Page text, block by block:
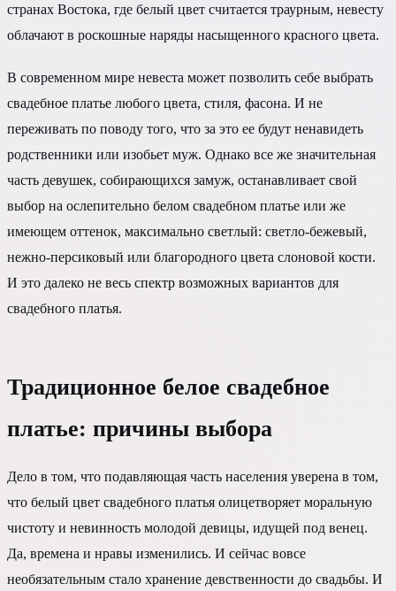
странах Востока, где белый цвет считается траурным, невесту
облачают в роскошные наряды насыщенного красного цвета.
В современном мире невеста может позволить себе выбрать
свадебное платье любого цвета, стиля, фасона. И не
переживать по поводу того, что за это ее будут ненавидеть
родственники или изобьет муж. Однако все же значительная
часть девушек, собирающихся замуж, останавливает свой
выбор на ослепительно белом свадебном платье или же
имеющем оттенок, максимально светлый: светло-бежевый,
нежно-персиковый или благородного цвета слоновой кости.
И это далеко не весь спектр возможных вариантов для
свадебного платья.
Традиционное белое свадебное
платье: причины выбора
Дело в том, что подавляющая часть населения уверена в том,
что белый цвет свадебного платья олицетворяет моральную
чистоту и невинность молодой девицы, идущей под венец.
Да, времена и нравы изменились. И сейчас вовсе
необязательным стало хранение девственности до свадьбы. И